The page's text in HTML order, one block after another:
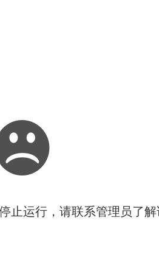
止运行，请联系管理员了